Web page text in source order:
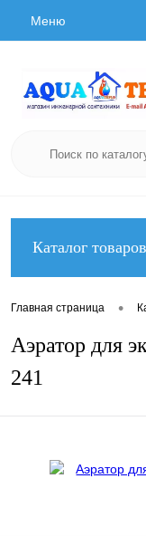
Меню
Каталог товаров
Главная страница •
Аэратор для
241